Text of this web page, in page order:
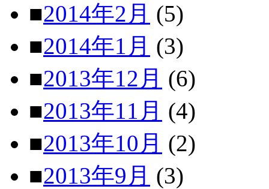
■2014年2月 (5)
■2014年1月 (3)
■2013年12月 (6)
■2013年11月 (4)
■2013年10月 (2)
■2013年9月 (3)